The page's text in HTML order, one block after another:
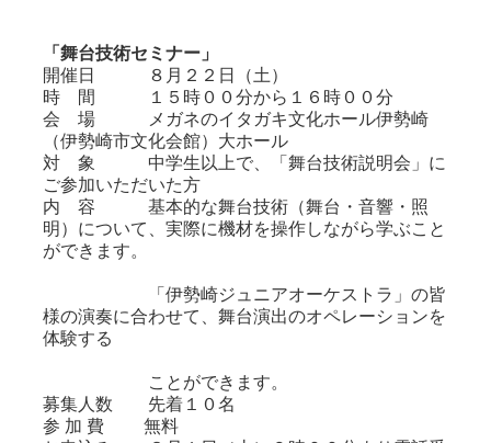
「舞台技術セミナー」
開催日 ８月２２日（土）
時 間 １５時００分から１６時００分
会 場 メガネのイタガキ文化ホール伊勢崎
（伊勢崎市文化会館）大ホール
対 象 中学生以上で、「舞台技術説明会」に
ご参加いただいた方
内 容 基本的な舞台技術（舞台・音響・照
明）について、実際に機材を操作しながら学ぶこと
ができます。
「伊勢崎ジュニアオーケストラ」の皆
様の演奏に合わせて、舞台演出のオペレーションを
体験する
ことができます。
募集人数 先着１０名
参 加 費 無料